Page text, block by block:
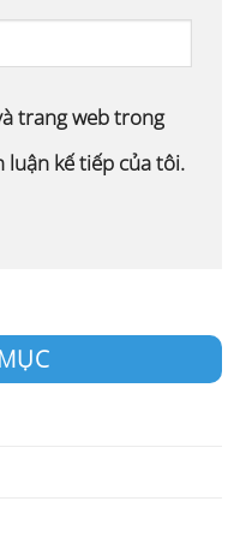
trang web trong
kế tiếp của tôi.